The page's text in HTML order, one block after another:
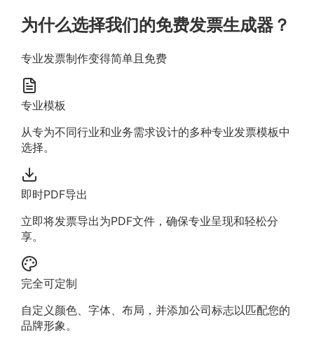
为什么选择我们的免费发票生成器？
专业发票制作变得简单且免费
专业模板
从专为不同行业和业务需求设计的多种专业发票模板中
选择。
即时PDF导出
立即将发票导出为PDF文件，确保专业呈现和轻松分
享。
完全可定制
自定义颜色、字体、布局，并添加公司标志以匹配您的
品牌形象。